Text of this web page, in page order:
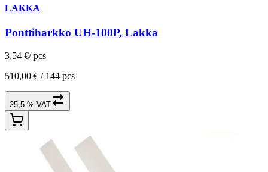
LAKKA
Ponttiharkko UH-100P, Lakka
3,54 €/ pcs
510,00 € / 144 pcs
25,5 % VAT